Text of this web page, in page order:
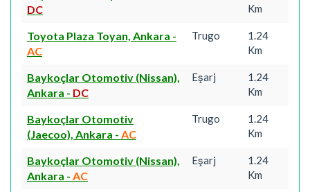
DC
Km
Toyota Plaza Toyan, Ankara -
AC
Trugo
1.24
Km
Baykoçlar Otomotiv (Nissan),
Ankara - DC
Eşarj
1.24
Km
Baykoçlar Otomotiv
(Jaecoo), Ankara - AC
Trugo
1.24
Km
Baykoçlar Otomotiv (Nissan),
Ankara - AC
Eşarj
1.24
Km